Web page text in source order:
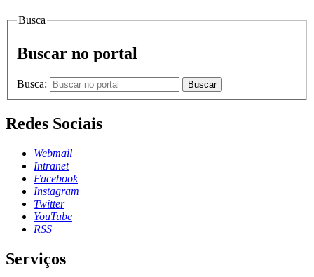
Busca
Buscar no portal
Busca: Buscar
Redes Sociais
Webmail
Intranet
Facebook
Instagram
Twitter
YouTube
RSS
Serviços